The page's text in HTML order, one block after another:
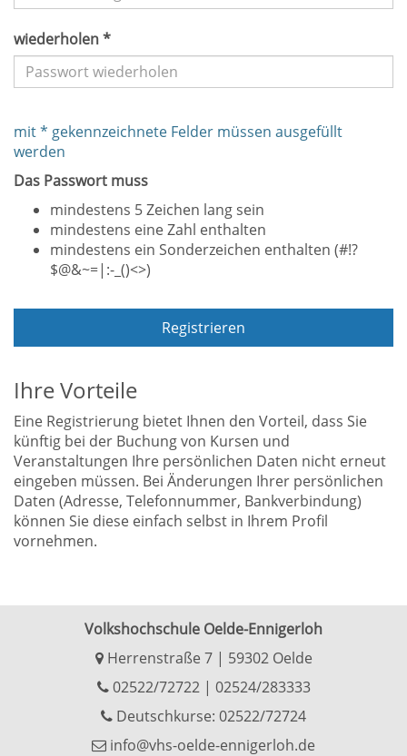
wiederholen *
mit * gekennzeichnete Felder müssen ausgefüllt
werden
Das Passwort muss
mindestens 5 Zeichen lang sein
mindestens eine Zahl enthalten
mindestens ein Sonderzeichen enthalten (#!?
$@&~=|:-_()<>)
Registrieren
Ihre Vorteile
Eine Registrierung bietet Ihnen den Vorteil, dass Sie
künftig bei der Buchung von Kursen und
Veranstaltungen Ihre persönlichen Daten nicht erneut
eingeben müssen. Bei Änderungen Ihrer persönlichen
Daten (Adresse, Telefonnummer, Bankverbindung)
können Sie diese einfach selbst in Ihrem Profil
vornehmen.
Volkshochschule Oelde-Ennigerloh
Herrenstraße 7 | 59302 Oelde
02522/72722| 02524/283333
Deutschkurse: 02522/72724
info@vhs-oelde-ennigerloh.de